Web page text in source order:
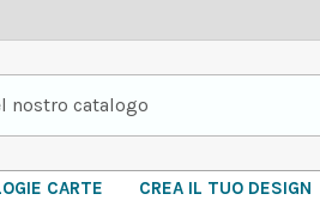
CARTE CREA IL TUO DESIGN